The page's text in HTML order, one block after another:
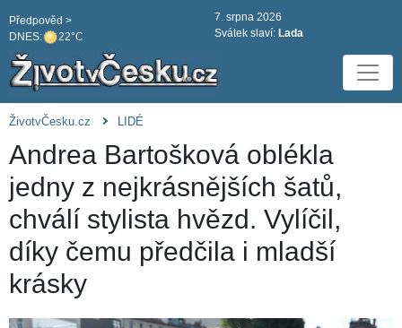
DNES: 22°C
Předpověd >
7. srpna 2026
Svátek slaví: Lada
ŽivotvČesku.cz LIDÉ
Andrea Bartošková oblékla
jedny z nejkrásnějších šatů,
chválí stylista hvězd. Vylíčil,
díky čemu předčila i mladší
krásky